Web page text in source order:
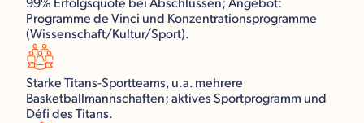
99% Erfolgsquote bei Abschlüssen; Angebot:
Programme de Vinci und Konzentrationsprogramme
(Wissenschaft/Kultur/Sport).
Starke Titans-Sportteams, u.a. mehrere
Basketballmannschaften; aktives Sportprogramm und
Défi des Titans.